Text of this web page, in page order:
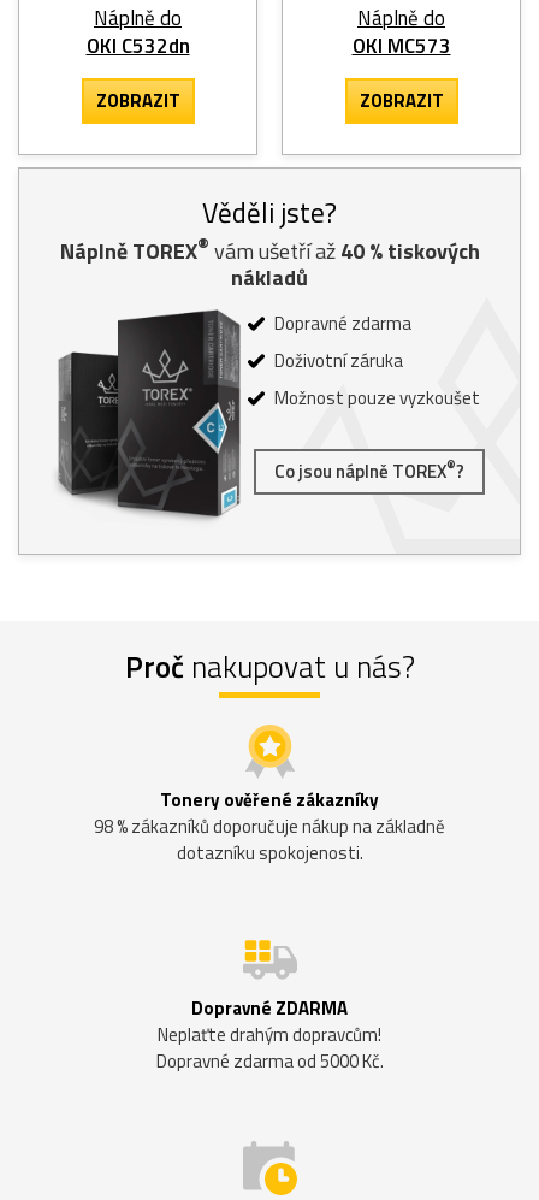
Náplně do
OKI C532dn
ZOBRAZIT
Náplně do
OKI MC573
ZOBRAZIT
Věděli jste?
Náplně TOREX® vám ušetří až40% tiskových
nákladů
Dopravné zdarma
Doživotní záruka
Možnost pouze vyzkoušet
Co jsou náplně TOREX®?
Proč nakupovat u nás?
Tonery ověřené zákazníky
98 % zákazníků doporučuje nákup na základně
dotazníku spokojenosti.
Dopravné ZDARMA
Neplaťte drahým dopravcům!
Dopravné zdarma od 5000 Kč.